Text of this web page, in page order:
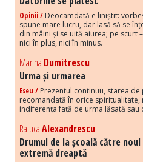
Opinii / Deocamdată e liniștit:
spune mare lucru, dar lasă să se
din mâini și se uită aiurea; pe scurt
nici în plus, nici în minus.
Marina Dumitrescu
Urma și urmarea
Eseu / Prezentul continuu, starea de
recomandată în orice spiritualitate,
indiferența față de urma lăsată sau
RalucaAlexandrescu
Drumul de la școală către
extremă dreaptă